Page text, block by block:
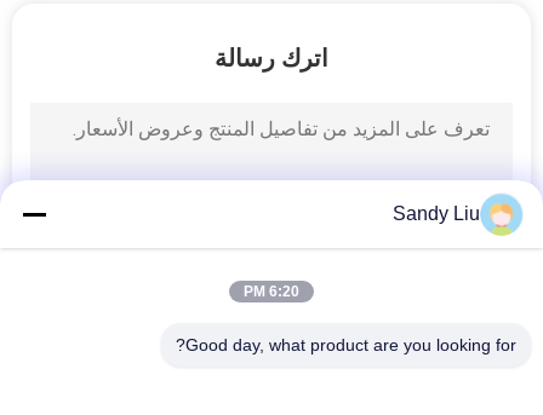
اترك رسالة
Sandy Liu
6:20 PM
Good day, what product are you looking for?